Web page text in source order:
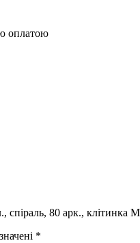
оплатою
спіраль, 80 арк., клітинка
*